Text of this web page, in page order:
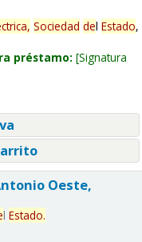
Sociedad del Estado,
préstamo: Signatura
Oeste,
l Estado.